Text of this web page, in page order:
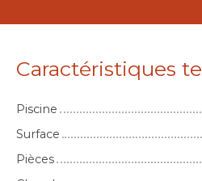
Caractéristiques
Piscine
Surface
Pièces